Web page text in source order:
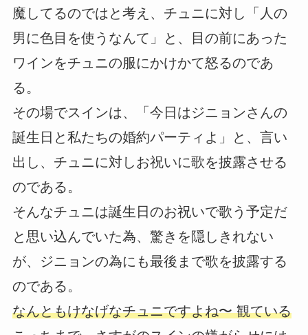
魔してるのではと考え、チュニに対し「人の
男に色目を使うなんて」と、目の前にあった
ワインをチュニの服にかけかて怒るのであ
る。
その場でスインは、「今日はジニョンさんの
誕生日と私たちの婚約パーティよ」と、言い
出し、チュニに対しお祝いに歌を披露させる
のである。
そんなチュニは誕生日のお祝いで歌う予定だ
と思い込んでいた為、驚きを隠しきれない
が、ジニョンの為にも最後まで歌を披露する
のである。
なんともけなげなチュニですよね〜 観ている